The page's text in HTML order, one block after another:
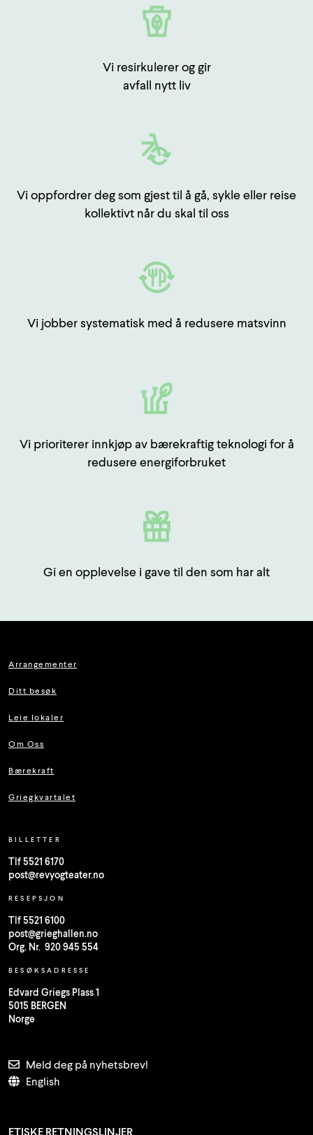
Vi resirkulerer og gir
avfall nytt liv
Vi oppfordrer deg som gjest til å gå, sykle eller reise
kollektivt når du skal til oss
Vi jobber systematisk med å redusere matsvinn
Vi prioriterer innkjøp av bærekraftig teknologi for å
redusere energiforbruket
Gi en opplevelse i gave til den som har alt
Arrangementer
Ditt besøk
Leie lokaler
Om Oss
Bærekraft
Griegkvartalet
BILLETTER
Tlf 5521 6170
post@revyogteater.no
RESEPSJON
Tlf 5521 6100
post@grieghallen.no
Org. Nr. 920 945 554
BESØKSADRESSE
Edvard Griegs Plass 1
5015 BERGEN
Norge
Meld deg på nyhetsbrev!
English